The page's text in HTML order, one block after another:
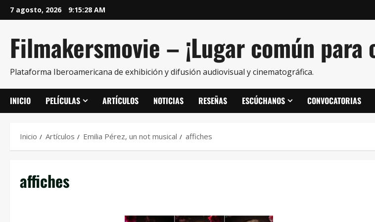
7 agosto, 2026 9:15:28 AM
Filmakersmovie – ¡Lugar común
Plataforma Iberoamericana de exhibición y difusión audiovisual y cinematográfica.
INICIO PELÍCULAS ARTÍCULOS NOTICIAS RESEÑAS ESCÚCHANOS CONVOCATORIAS
Inicio Artículos Emilia Pérez, un not musical affiches
affiches